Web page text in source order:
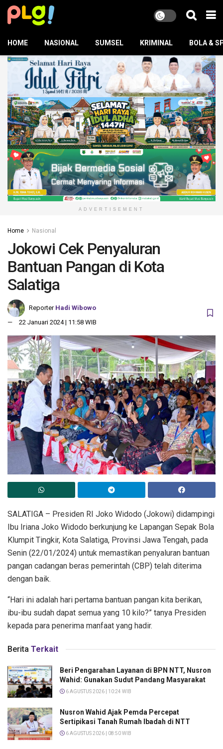
HOME NASIONAL SUMSEL KRIMINAL BOLA &
ADVERTISEMENT
Home Nasional
Jokowi Cek Penyaluran
Bantuan Pangan di Kota
Salatiga
Reporter Hadi Wibowo
22 Januari 2024 | 11:58 WIB
SALATIGA – Presiden RI Joko Widodo (Jokowi) didampingi
Ibu Iriana Joko Widodo berkunjung ke Lapangan Sepak Bola
Klumpit Tingkir, Kota Salatiga, Provinsi Jawa Tengah, pada
Senin (22/01/2024) untuk memastikan penyaluran bantuan
pangan cadangan beras pemerintah (CBP) telah diterima
dengan baik.
“Hari ini adalah hari pertama bantuan pangan kita berikan,
ibu-ibu sudah dapat semua yang 10 kilo?” tanya Presiden
kepada para penerima manfaat yang hadir.
Berita Terkait
Beri Pengarahan Layanan di BPN NTT, Nusron
Wahid: Gunakan Sudut Pandang Masyarakat
6 AGUSTUS 2026 | 10:24 WIB
Nusron Wahid Ajak Pemda Percepat
Sertipikasi Tanah Rumah Ibadah di NTT
6 AGUSTUS 2026 | 08:50 WIB